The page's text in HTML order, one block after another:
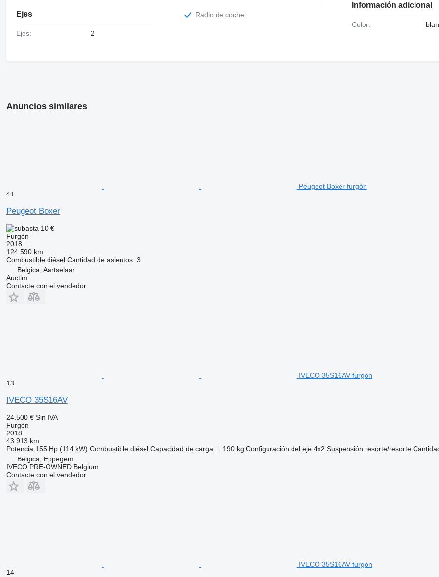
Ejes
Ejes: 2
Radio de coche
Información adicional
Color:
Anuncios similares
Peugeot Boxer furgón
41
Peugeot Boxer
10 €
Furgón
2018
124.590 km
Combustible diésel Cantidad de asientos 3
Bélgica, Aartselaar
Auctim
Contacte con el vendedor
IVECO 35S16AV furgón
13
IVECO 35S16AV
24.500 € Sin IVA
Furgón
2018
43.913 km
Potencia 155 Hp (114 kW) Combustible diésel Capacidad de carga 1.190 kg Configuración del eje 4x2 Suspensión resorte/resorte
Bélgica, Eppegem
IVECO PRE-OWNED Belgium
Contacte con el vendedor
IVECO 35S16AV furgón
14